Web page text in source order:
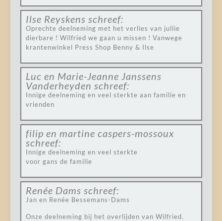
Ilse Reyskens schreef:
Oprechte deelneming met het verlies van jullie
dierbare ! Wilfried we gaan u missen ! Vanwege
krantenwinkel Press Shop Benny & Ilse
Luc en Marie-Jeanne Janssens
Vanderheyden schreef:
Innige deelneming en veel sterkte aan familie en
vrienden
filip en martine caspers-mossoux
schreef:
Innige deelneming en veel sterkte
voor gans de familie
Renée Dams schreef:
Jan en Renée Bessemans-Dams
Onze deelneming bij het overlijden van Wilfried.